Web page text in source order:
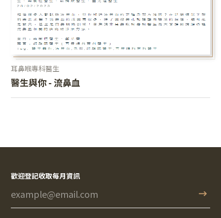
耳鼻喉專科醫生
醫生與你 - 流鼻血
歡迎登記收取每月資訊